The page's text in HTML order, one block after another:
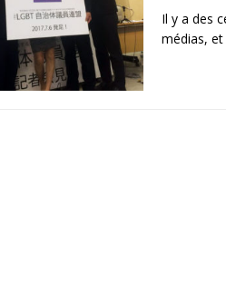
Il y a des
médias,